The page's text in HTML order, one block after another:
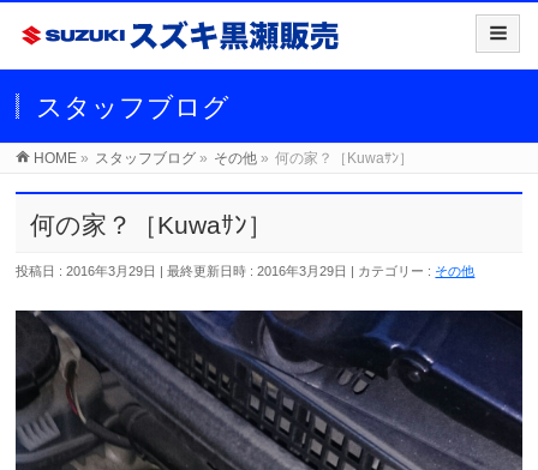
スタッフブログ
HOME » スタッフブログ » その他 » 何の家？［Kuwaｻﾝ］
何の家？［Kuwaｻﾝ］
投稿日 : 2016年3月29日 最終更新日時 : 2016年3月29日 カテゴリー : その他